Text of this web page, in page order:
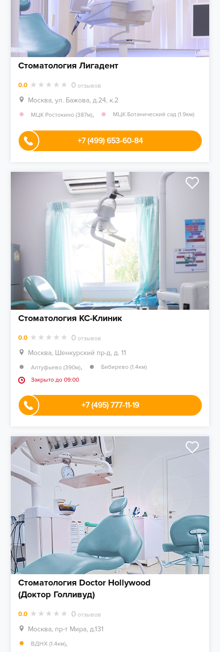
Стоматология Лигадент
0.0 0 отзывов
Москва, ул. Бажова, д.24, к.2
МЦК Ростокино (387м), МЦК Ботанический сад (1.9км)
+7 (499) 653-60-84
Стоматология КС-Клиник
0.0 0 отзывов
Москва, Шенкурский пр-д, д. 11
Алтуфьево (390м),
Бибирево (1.4км)
Закрыто до 09:00
+7 (495) 777-11-19
Стоматология Doctor Hollywood
(Доктор Голливуд)
0.0 0 отзывов
Москва, пр-т Мира, д.131
ВДНХ (1.4км),